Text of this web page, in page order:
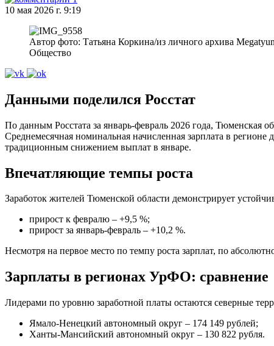
10 мая 2026 г. 9:19
Автор фото: Татьяна Коркина/из личного архива
Общество
Данными поделился Росстат
По данным Росстата за январь-февраль 2026 года, Тюменская
Среднемесячная номинальная начисленная зарплата в
традиционным снижением выплат в январе.
Впечатляющие темпы роста
Заработок жителей Тюменской области демонстрирует
прирост к февралю – +9,5 %;
прирост за январь-февраль – +10,2 %.
Несмотря на первое место по темпу роста зарплат, по
Зарплаты в регионах УрФО: сравнение
Лидерами по уровню заработной платы остаются северные
Ямало‑Ненецкий автономный округ – 174 149 рублей;
Ханты‑Мансийский автономный округ – 130 822 рубля.